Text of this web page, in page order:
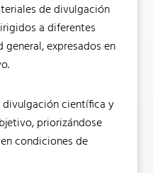
de divulgación
a diferentes
expresados en
científica y
priorizándose
condiciones de